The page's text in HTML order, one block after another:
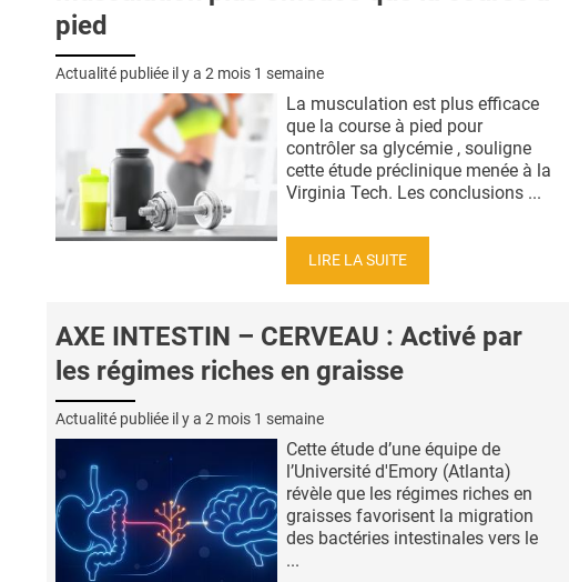
pied
Actualité publiée il y a 2 mois 1 semaine
La musculation est plus efficace
que la course à pied pour
contrôler sa glycémie , souligne
cette étude préclinique menée à la
Virginia Tech. Les conclusions ...
LIRE LA SUITE
AXE INTESTIN – CERVEAU : Activé par
les régimes riches en graisse
Actualité publiée il y a 2 mois 1 semaine
Cette étude d’une équipe de
l’Université d'Emory (Atlanta)
révèle que les régimes riches en
graisses favorisent la migration
des bactéries intestinales vers le
...